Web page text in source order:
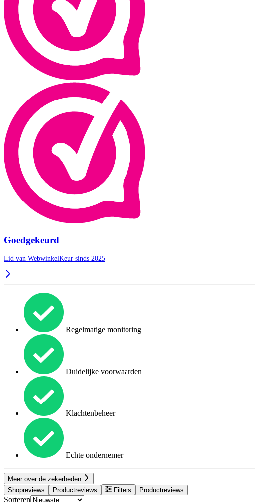
Goedgekeurd
Lid van WebwinkelKeur sinds 2025
Regelmatige monitoring
Duidelijke voorwaarden
Klachtenbeheer
Echte ondernemer
Meer over de zekerheden
Shopreviews
Productreviews Filters Productreviews
Sorteren